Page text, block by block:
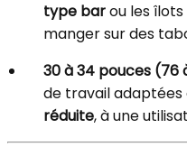
type barou les
manger sur des
30 à 34 pouces (76
de travail adaptées
réduite, à une